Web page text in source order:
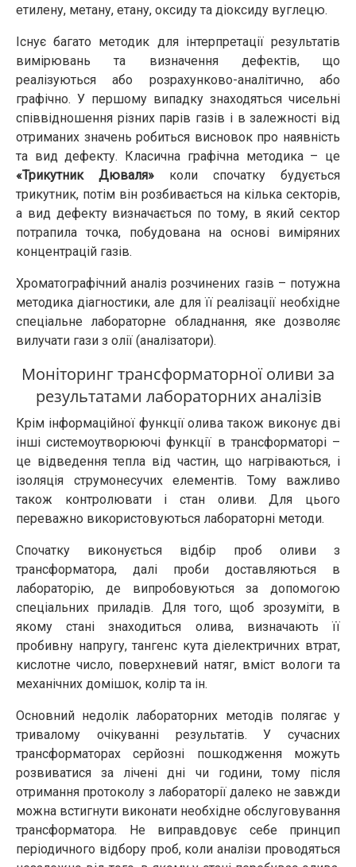
етилену, метану, етану, оксиду та діоксиду вуглецю.
Існує багато методик для інтерпретації результатів
вимірювань та визначення дефектів, що
реалізуються або розрахунково-аналітично, або
графічно. У першому випадку знаходяться чисельні
співвідношення різних парів газів і в залежності від
отриманих значень робиться висновок про наявність
та вид дефекту. Класична графічна методика – це
«Трикутник Дюваля» коли спочатку будується
трикутник, потім він розбивається на кілька секторів,
а вид дефекту визначається по тому, в який сектор
потрапила точка, побудована на основі виміряних
концентрацій газів.
Хроматографічний аналіз розчинених газів – потужна
методика діагностики, але для її реалізації необхідне
спеціальне лабораторне обладнання, яке дозволяє
вилучати гази з олії (аналізатори).
Моніторинг трансформаторної оливи за
результатами лабораторних аналізів
Крім інформаційної функції олива також виконує дві
інші системоутворюючі функції в трансформаторі –
це відведення тепла від частин, що нагріваються, і
ізоляція струмонесучих елементів. Тому важливо
також контролювати і стан оливи. Для цього
переважно використовуються лабораторні методи.
Спочатку виконується відбір проб оливи з
трансформатора, далі проби доставляються в
лабораторію, де випробовуються за допомогою
спеціальних приладів. Для того, щоб зрозуміти, в
якому стані знаходиться олива, визначають її
пробивну напругу, тангенс кута діелектричних втрат,
кислотне число, поверхневий натяг, вміст вологи та
механічних домішок, колір та ін.
Основний недолік лабораторних методів полягає у
тривалому очікуванні результатів. У сучасних
трансформаторах серйозні пошкодження можуть
розвиватися за лічені дні чи години, тому після
отримання протоколу з лабораторії далеко не завжди
можна встигнути виконати необхідне обслуговування
трансформатора. Не виправдовує себе принцип
періодичного відбору проб, коли аналізи проводяться